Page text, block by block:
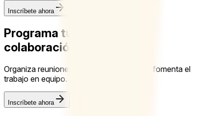
Inscríbete ahora
Programa tu próxima gran
colaboración con Doodle
Organiza reuniones con mayor facilidad y fomenta el
trabajo en equipo.
Inscríbete ahora